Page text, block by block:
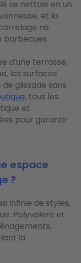
se nettoie en un
et la
ne
barbecues
d’une terrasse,
les surfaces
glissade sans
, tous les
et
pour garantir
espace
?
infinie de styles,
Polyvalent et
la